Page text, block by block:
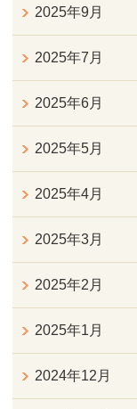
2025年9月
2025年7月
2025年6月
2025年5月
2025年4月
2025年3月
2025年2月
2025年1月
2024年12月